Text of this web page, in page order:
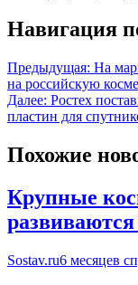
Навигация
Предыдущая: На
на российскую
Далее: Ростех
пластин для
Похожие
Крупные
Sostav.ru6 месяцев